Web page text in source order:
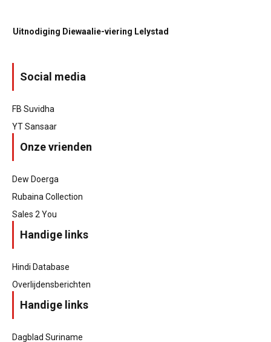
Uitnodiging Diewaalie-viering Lelystad
Social media
FB Suvidha
YT Sansaar
Onze vrienden
Dew Doerga
Rubaina Collection
Sales 2 You
Handige links
Hindi Database
Overlijdensberichten
Handige links
Dagblad Suriname